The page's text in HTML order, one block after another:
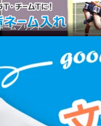
ームプリント